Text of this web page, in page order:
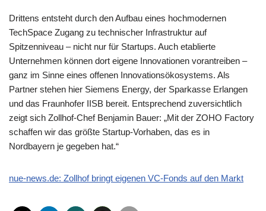
Drittens entsteht durch den Aufbau eines hochmodernen
TechSpace Zugang zu technischer Infrastruktur auf
Spitzenniveau – nicht nur für Startups. Auch etablierte
Unternehmen können dort eigene Innovationen vorantreiben –
ganz im Sinne eines offenen Innovationsökosystems. Als
Partner stehen hier Siemens Energy, der Sparkasse Erlangen
und das Fraunhofer IISB bereit. Entsprechend zuversichtlich
zeigt sich Zollhof-Chef Benjamin Bauer: „Mit der ZOHO Factory
schaffen wir das größte Startup-Vorhaben, das es in
Nordbayern je gegeben hat.“
nue-news.de: Zollhof bringt eigenen VC-Fonds auf den Markt